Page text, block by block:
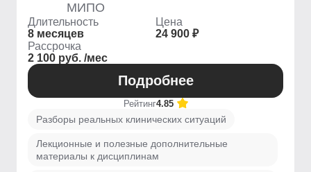
МИПО
Длительность
8 месяцев
Цена
24 900 ₽
Рассрочка
2 100 руб. /мес
Подробнее
Рейтинг4.85
Разборы реальных клинических ситуаций
Лекционные и полезные дополнительные
материалы к дисциплинам